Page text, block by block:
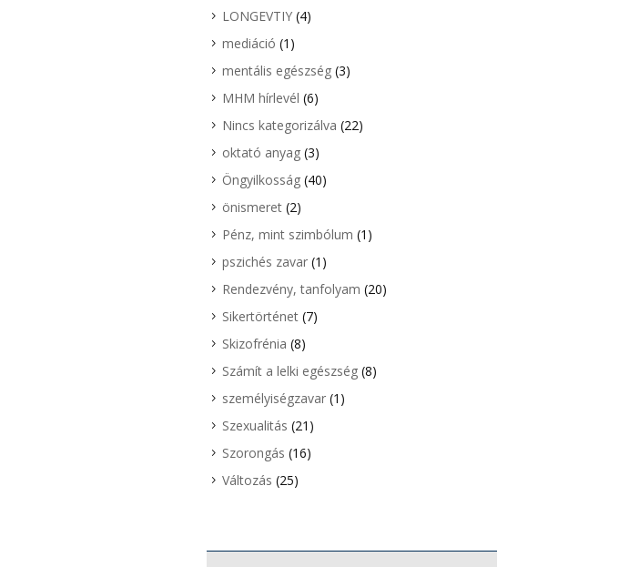
LONGEVTIY(4)
mediáció (1)
mentális egészség(3)
MHM hírlevél (6)
Nincs kategorizálva (22)
oktató anyag(3)
Öngyilkosság(40)
önismeret(2)
Pénz, mint szimbólum (1)
pszichés zavar(1)
Rendezvény, tanfolyam (20)
Sikertörténet(7)
Skizofrénia (8)
Számít a lelki egészség(8)
személyiségzavar(1)
Szexualitás (21)
Szorongás (16)
Változás (25)